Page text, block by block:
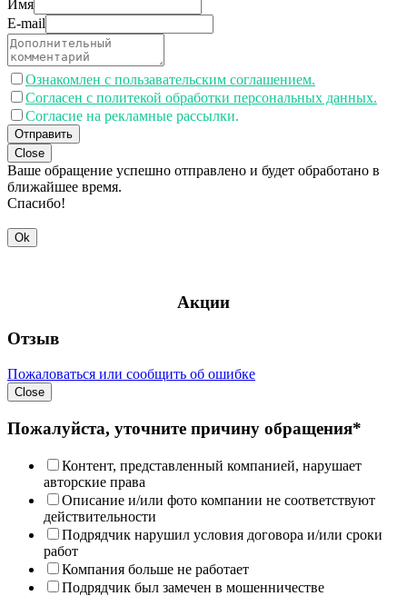
Имя
E-mail
Ознакомлен с пользавательским соглашением.
Согласен с политекой обработки персональных данных.
Согласие на рекламные рассылки.
Отправить
Close
Ваше обращение успешно отправлено и будет обработано в
ближайшее время.
Спасибо!
Ok
Акции
Отзыв
Пожаловаться или сообщить об ошибке
Close
Пожалуйста, уточните причину обращения*
Контент, представленный компанией, нарушает
авторские права
Описание и/или фото компании не соответствуют
действительности
Подрядчик нарушил условия договора и/или сроки
работ
Компания больше не работает
Подрядчик был замечен в мошенничестве